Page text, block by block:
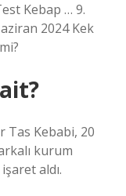
Kebap … 9.
2024 Kek
Tas Kebabi, 20
kurum
aldı.